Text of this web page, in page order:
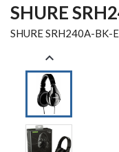
SHURE
SHURE SRH240A-BK-
